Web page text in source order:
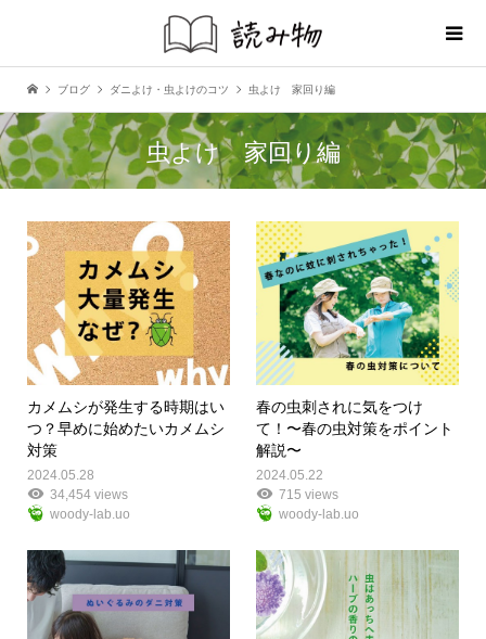
ブログ ダニよけ・虫よけのコツ 虫よけ 家回り編
虫よけ 家回り編
カメムシが発生する時期はい
つ？早めに始めたいカメムシ
対策
2024.05.28
34,454 views
woody-lab.uo
春の虫刺されに気をつけ
て！〜春の虫対策をポイント
解説〜
2024.05.22
715 views
woody-lab.uo